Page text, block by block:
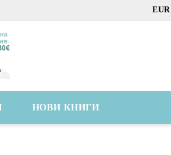
EUR
НОВИ КНИГИ